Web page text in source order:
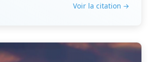
Voir la citation →